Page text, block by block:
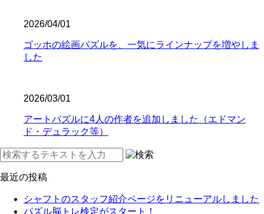
2026/04/01
ゴッホの絵画パズルを、一気にラインナップを増やしま
した
2026/03/01
アートパズルに4人の作者を追加しました（エドマン
ド・デュラック等）
最近の投稿
シャフトのスタッフ紹介ページをリニューアルしました
パズル脳トレ検定がスタート！